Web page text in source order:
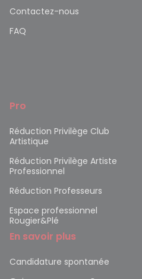
Contactez-nous
FAQ
Pro
Réduction Privilège Club
Artistique
Réduction Privilège Artiste
Professionnel
Réduction Professeurs
Espace professionnel
Rougier&Plé
En savoir plus
Candidature spontanée